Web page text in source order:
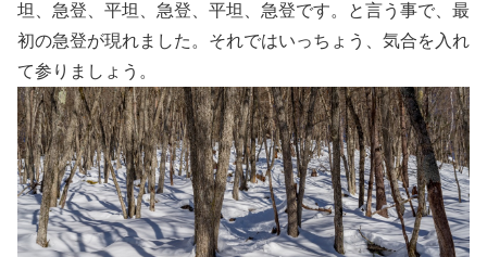
坦、急登、平坦、急登、平坦、急登です。と言う事で、最
初の急登が現れました。それではいっちょう、気合を入れ
て参りましょう。